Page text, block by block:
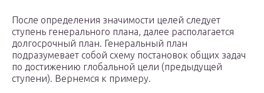
После определения значимости целей следует
ступень генерального плана, далее располагается
долгосрочный план. Генеральный план
подразумевает собой схему постановок общих задач
по достижению глобальной цели (предыдущей
ступени). Вернемся к примеру.